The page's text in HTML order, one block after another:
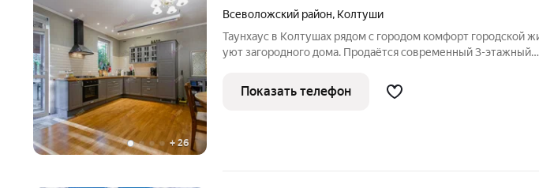
+26
Всеволожский район, Колтуши
Таунхаус в Колтушах рядом с городом комфорт городской жизни и
уют загородного дома. Продаётся современный 3-этажный
ворот, рядом остановка общественного транспорта,
школы, сады.
Показать телефон